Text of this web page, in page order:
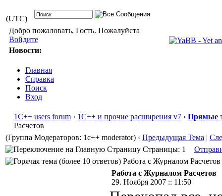
(UTC)
Добро пожаловать, Гость. Пожалуйста
Войдите
Новости:
Главная
Справка
Поиск
Вход
1С++ users forum › 1С++ и прочие расширения v7 › Прямые
Расчетов
(Группа Модераторов: 1c++ moderator) ‹ Предыдущая Тема |
Страницы: 1
Работа с Журналом
Работа с Журналом Расчетов
29. Ноября 2007 :: 11:50